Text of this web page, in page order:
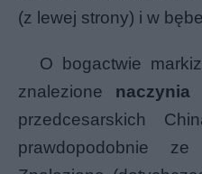
(z lewej strony) i w
O bogactwie
znalezione
przedcesarskich
prawdopodobnie